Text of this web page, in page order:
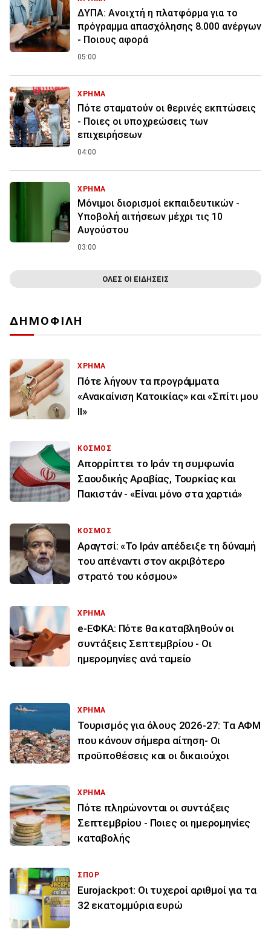
ΔΥΠΑ: Ανοιχτή η πλατφόρμα για το
πρόγραμμα απασχόλησης 8.000 ανέργων
- Ποιους αφορά
05:00
ΧΡΗΜΑ
Πότε σταματούν οι θερινές εκπτώσεις
- Ποιες οι υποχρεώσεις των
επιχειρήσεων
04:00
ΧΡΗΜΑ
Μόνιμοι διορισμοί εκπαιδευτικών -
Υποβολή αιτήσεων μέχρι τις 10
Αυγούστου
03:00
ΟΛΕΣ ΟΙ ΕΙΔΗΣΕΙΣ
ΔΗΜΟΦΙΛΗ
ΧΡΗΜΑ
Πότε λήγουν τα προγράμματα
«Ανακαίνιση Κατοικίας» και «Σπίτι μου
ΙΙ»
ΚΟΣΜΟΣ
Απορρίπτει το Ιράν τη συμφωνία
Σαουδικής Αραβίας, Τουρκίας και
Πακιστάν - «Είναι μόνο στα χαρτιά»
ΚΟΣΜΟΣ
Αραγτσί: «Το Ιράν απέδειξε τη δύναμή
του απέναντι στον ακριβότερο
στρατό του κόσμου»
ΧΡΗΜΑ
e-ΕΦΚΑ: Πότε θα καταβληθούν οι
συντάξεις Σεπτεμβρίου - Οι
ημερομηνίες ανά ταμείο
ΧΡΗΜΑ
Τουρισμός για όλους 2026-27: Τα ΑΦΜ
που κάνουν σήμερα αίτηση- Οι
προϋποθέσεις και οι δικαιούχοι
ΧΡΗΜΑ
Πότε πληρώνονται οι συντάξεις
Σεπτεμβρίου - Ποιες οι ημερομηνίες
καταβολής
ΣΠΟΡ
Eurojackpot: Οι τυχεροί αριθμοί για τα
32 εκατoμμύρια ευρώ